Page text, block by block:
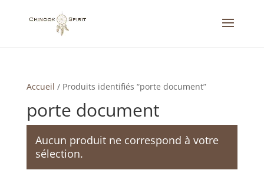
Accueil / Produits identifiés “porte document”
porte document
Aucun produit ne correspond à votre
sélection.